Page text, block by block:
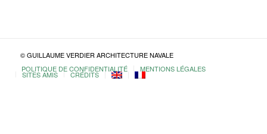
© GUILLAUME VERDIER ARCHITECTURE NAVALE
POLITIQUE DE CONFIDENTIALITÉ
MENTIONS LÉGALES
SITES AMIS CRÉDITS